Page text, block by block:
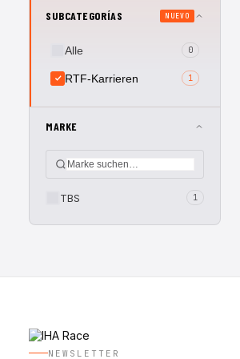
SUBCATEGORÍAS NUEVO
Alle 0
RTF-Karrieren 1
MARKE
TBS 1
NEWSLETTER